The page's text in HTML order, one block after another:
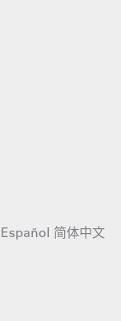
Español 简体中文